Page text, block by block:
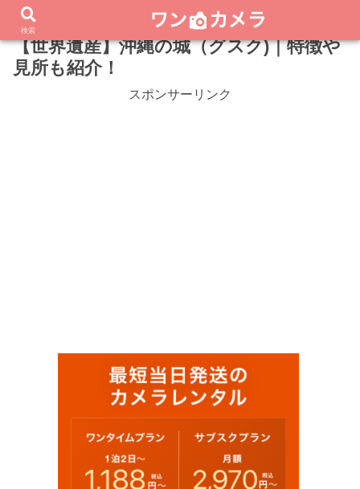
【世界遺産】沖縄の城（グスク)｜特徴や
見所も紹介！
スポンサーリンク
検索